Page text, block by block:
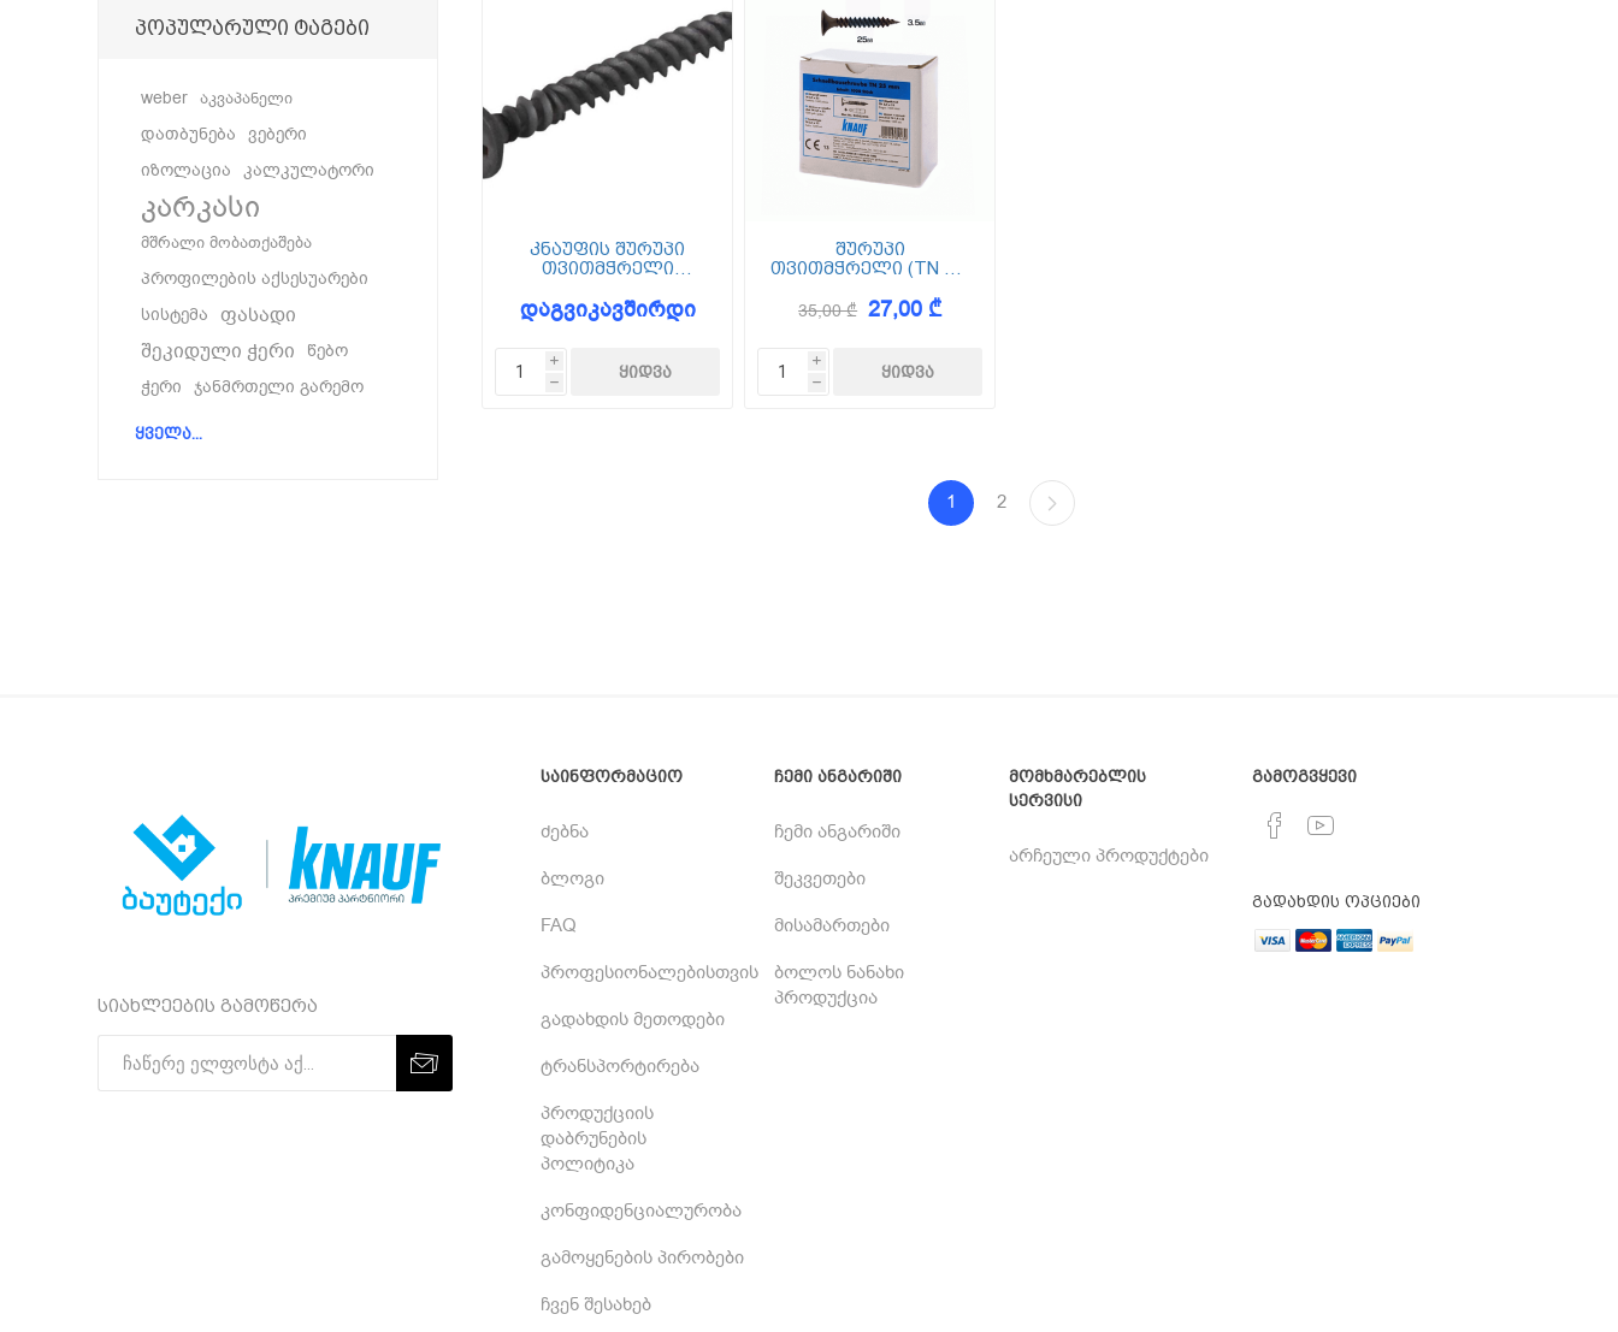
კნაუფის შურუპი
თვითმჭრელი
ფილისათვის XTN
3.9x38 (1000ც)
დაგვიკავშირდი
i
h
შურუპი
თვითმჭრელი (TN 25)
35,00 ₾ 27,00 ₾
i
h
1 2
პოპულარული ტაგები
weber აკვაპანელი
დათბუნება ვებერი
იზოლაცია კალკულატორი
კარკასი
მშრალი მობათქაშება
პროფილების აქსესუარები
სისტემა
ფასადი
შეკიდული ჭერი
წებო
ჭერი ჯანმრთელი გარემო
ყველა...
სიახლეების გამოწერა
საინფორმაციო
ძებნა
ბლოგი
FAQ
პროფესიონალებისთვის
გადახდის მეთოდები
ტრანსპორტირება
პროდუქციის
დაბრუნების
პოლიტიკა
კონფიდენციალურობა
გამოყენების პირობები
ჩვენ შესახებ
ჩემი ანგარიში
ჩემი ანგარიში
შეკვეთები
მისამართები
ბოლოს ნანახი
პროდუქცია
მომხმარებლის
სერვისი
არჩეული პროდუქტები
გამოგვყევი
გადახდის ოპციები